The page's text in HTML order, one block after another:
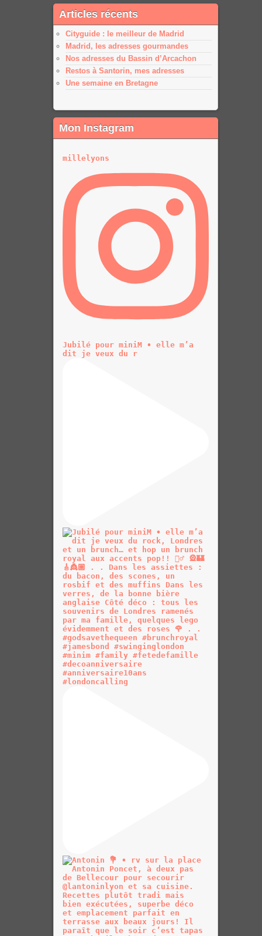
plus
Articles récents
Cityguide : le meilleur de Madrid
Madrid, les adresses gourmandes
Nos adresses du Bassin d’Arcachon
Restos à Santorin, mes adresses
Une semaine en Bretagne
Mon Instagram
millelyons
Jubilé pour miniM • elle m’a
dit je veux du r